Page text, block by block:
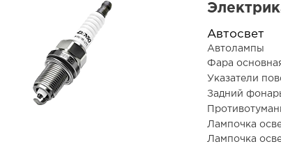
Автосвет
Автолампы
Фара
Указатели
Задний
Лампочка
Лампочка